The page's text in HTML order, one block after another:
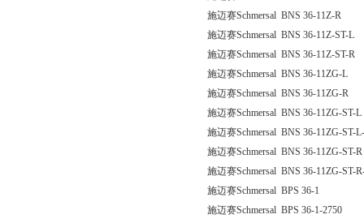
施迈赛Schmersal BNS 36-11Z-R
施迈赛Schmersal BNS 36-11Z-ST-L
施迈赛Schmersal BNS 36-11Z-ST-R
施迈赛Schmersal BNS 36-11ZG-L
施迈赛Schmersal BNS 36-11ZG-R
施迈赛Schmersal BNS 36-11ZG-ST-L
施迈赛Schmersal BNS 36-11ZG-ST-
施迈赛Schmersal BNS 36-11ZG-ST-R
施迈赛Schmersal BNS 36-11ZG-ST-
施迈赛Schmersal BPS 36-1
施迈赛Schmersal BPS 36-1-2750